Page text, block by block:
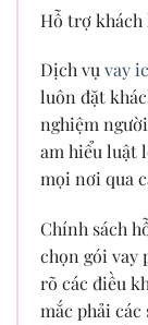
Hỗ trợ khách
Dịch vụvay
luôn đặt
nghiệm
am hiểu luật
mọi nơi qua
Chính sách
chọn gói vay
rõ các điều
mắc phải các